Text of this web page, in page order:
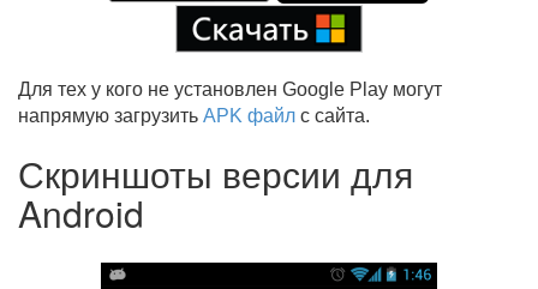
Для тех у кого не установлен Google Play могут
напрямую загрузить APK файл с сайта.
Скриншоты версии для
Android